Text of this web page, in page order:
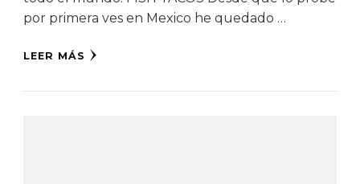
por primera ves en Mexico he quedado …
LEER MÁS